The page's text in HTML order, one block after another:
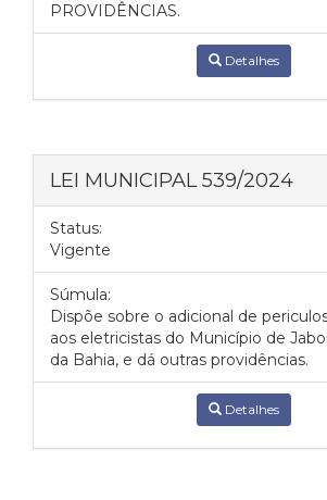
PROVIDÊNCIAS.
Detalhes
LEI MUNICIPAL 539/2024
Status:
Vigente
Súmula:
Dispõe sobre o adicional de
aos eletricistas do Município de
da Bahia, e dá outras providências.
Detalhes